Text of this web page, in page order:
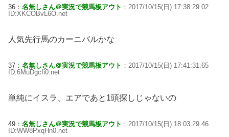
36： 名無しさん＠実況で競馬板アウト ：2017/10/15(日) 17:38:29.02
ID:XKCOBvL6O.net
人気先行馬のカーニバルかな
37： 名無しさん＠実況で競馬板アウト ：2017/10/15(日) 17:41:31.65
ID:6MuDgcfi0.net
単純にイスラ、エアであと1頭探しじゃないの
49： 名無しさん＠実況で競馬板アウト ：2017/10/15(日) 18:03:29.46
ID:WW8PxqHn0.net